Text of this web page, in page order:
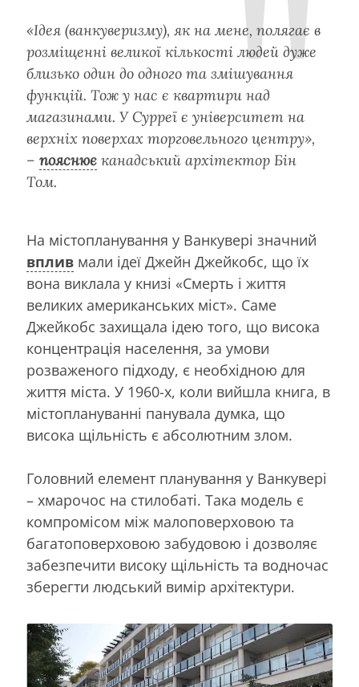
«Ідея (ванкуверизму), як на мене, полягає в
розміщенні великої кількості людей дуже
близько один до одного та змішування
функцій. Тож у нас є квартири над
магазинами. У Сурреї є університет на
верхніх поверхах торговельного центру»,
– пояснює канадський архітектор Бін
Том.
На містопланування у Ванкувері значний
вплив мали ідеї Джейн Джейкобс, що їх
вона виклала у книзі «Смерть і життя
великих американських міст». Саме
Джейкобс захищала ідею того, що висока
концентрація населення, за умови
розваженого підходу, є необхідною для
життя міста. У 1960-х, коли вийшла книга, в
містоплануванні панувала думка, що
висока щільність є абсолютним злом.
Головний елемент планування у Ванкувері
– хмарочос на стилобаті. Така модель є
компромісом між малоповерховою та
багатоповерховою забудовою і дозволяє
забезпечити високу щільність та водночас
зберегти людський вимір архітектури.